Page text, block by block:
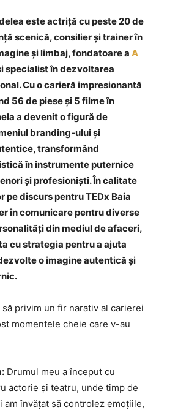
este actriță cu peste 20 de
scenică, consilier și trainer în
și limbaj, fondatoare a A
specialist în dezvoltarea
Cu o carieră impresionantă
56 de piese și 5 filme în
a devenit o figură de
branding-ului și
transformând
în instrumente puternice
și profesioniști. În calitate
pe discurs pentru TEDx Baia
în comunicare pentru diverse
din mediul de afaceri,
cu strategia pentru a ajuta
o imagine autentică și
să privim un fir narativ al carierei
momentele cheie care v-au
Drumul meu a început cu
actorie și teatru, unde timp de
am învățat să controlez emoțiile,